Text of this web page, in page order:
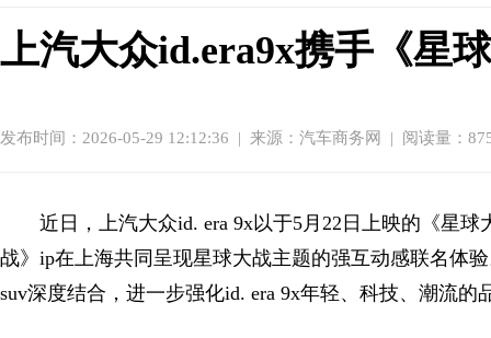
上汽大众id.era9x携手《星
发布时间：2026-05-29 12:12:36 | 来源：汽车商务网 | 阅读量：
近日，上汽大众id. era 9x以于5月22日上映的《星
战》ip在上海共同呈现星球大战主题的强互动感联名体
suv深度结合，进一步强化id. era 9x年轻、科技、潮流的